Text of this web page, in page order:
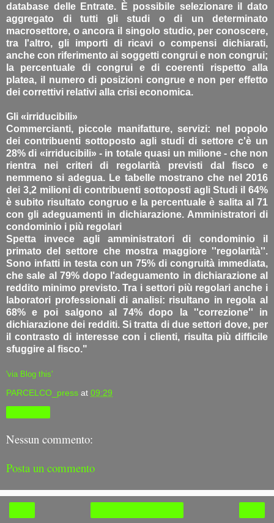
database delle Entrate. È possibile selezionare il dato
aggregato di tutti gli studi o di un determinato
macrosettore, o ancora il singolo studio, per conoscere,
tra l'altro, gli importi di ricavi o compensi dichiarati,
anche con riferimento ai soggetti congrui e non congrui;
la percentuale di congrui e di coerenti rispetto alla
platea, il numero di posizioni congrue e non per effetto
dei correttivi relativi alla crisi economica.
Gli «irriducibili»
Commercianti, piccole manifatture, servizi: nel popolo
dei contribuenti sottoposto agli studi di settore c'è un
28% di «irriducibili» - in totale quasi un milione - che non
rientra nei criteri di regolarità previsti dal fisco e
nemmeno si adegua. Le tabelle mostrano che nel 2016
dei 3,2 milioni di contribuenti sottoposti agli Studi il 64%
è subito risultato congruo e la percentuale è salita al 71
con gli adeguamenti in dichiarazione. Amministratori di
condominio i più regolari
Spetta invece agli amministratori di condominio il
primato del settore che mostra maggiore ''regolarità''.
Sono infatti in testa con un 75% di congruità immediata,
che sale al 79% dopo l'adeguamento in dichiarazione al
reddito minimo previsto. Tra i settori più regolari anche i
laboratori professionali di analisi: risultano in regola al
68% e poi salgono al 74% dopo la ''correzione'' in
dichiarazione dei redditi. Si tratta di due settori dove, per
il contrasto di interesse con i clienti, risulta più difficile
sfuggire al fisco."
'via Blog this'
PARCELCO_press at 09:29
Nessun commento:
Posta un commento